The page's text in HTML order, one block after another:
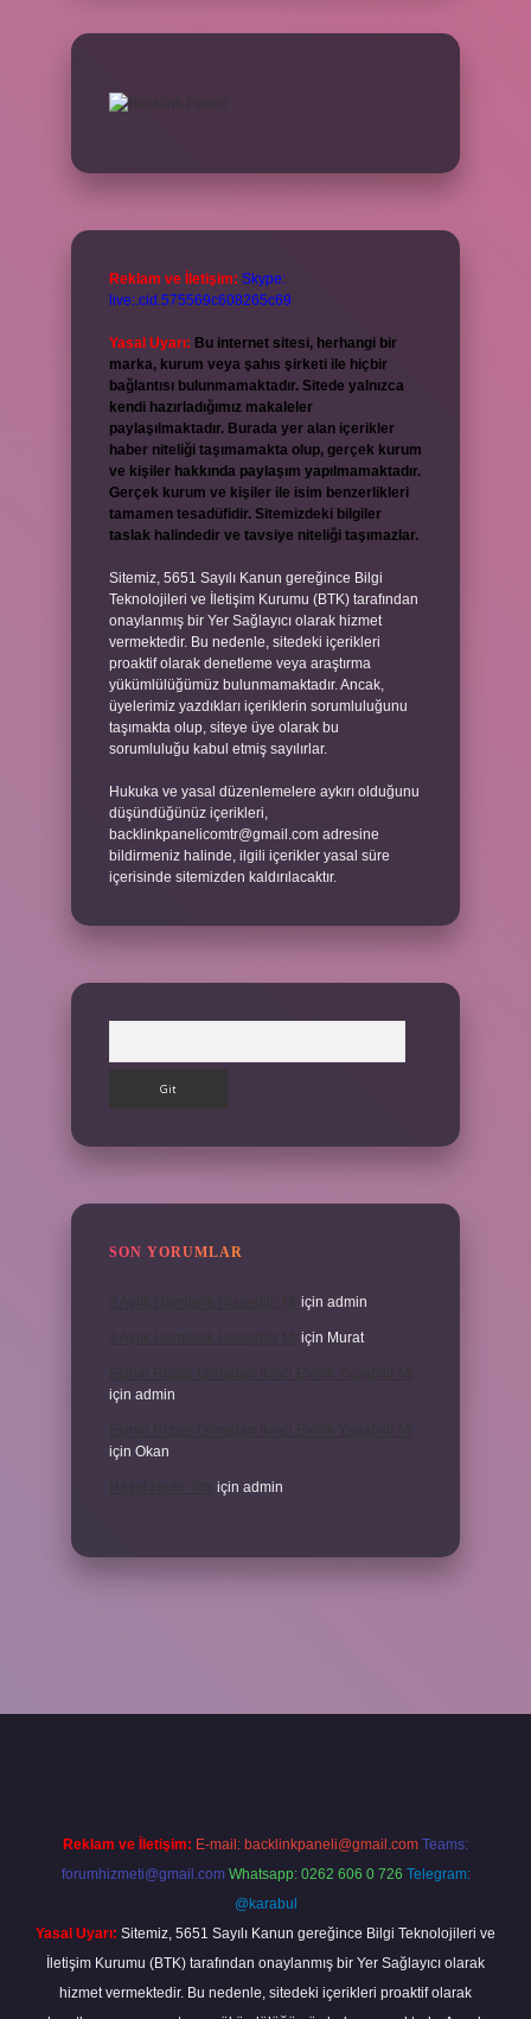
Reklam ve İletişim: Skype:
live:.cid.575569c608265c69
Yasal Uyarı: Bu internet sitesi, herhangi bir
marka, kurum veya şahıs şirketi ile hiçbir
bağlantısı bulunmamaktadır. Sitede yalnızca
kendi hazırladığımız makaleler
paylaşılmaktadır. Burada yer alan içerikler
haber niteliği taşımamakta olup, gerçek kurum
ve kişiler hakkında paylaşım yapılmamaktadır.
Gerçek kurum ve kişiler ile isim benzerlikleri
tamamen tesadüfidir. Sitemizdeki bilgiler
taslak halindedir ve tavsiye niteliği taşımazlar.
Sitemiz, 5651 Sayılı Kanun gereğince Bilgi
Teknolojileri ve İletişim Kurumu (BTK) tarafından
onaylanmış bir Yer Sağlayıcı olarak hizmet
vermektedir. Bu nedenle, sitedeki içerikleri
proaktif olarak denetleme veya araştırma
yükümlülüğümüz bulunmamaktadır. Ancak,
üyelerimiz yazdıkları içeriklerin sorumluluğunu
taşımakta olup, siteye üye olarak bu
sorumluluğu kabul etmiş sayılırlar.
Hukuka ve yasal düzenlemelere aykırı olduğunu
düşündüğünüz içerikleri,
backlinkpanelicomtr@gmail.com adresine
bildirmeniz halinde, ilgili içerikler yasal süre
içerisinde sitemizden kaldırılacaktır.
SON YORUMLAR
için admin
için Murat
için admin
için Okan
için admin
Reklam ve İletişim: E-mail: backlinkpaneli@gmail.com Teams:
forumhizmeti@gmail.com Whatsapp: 0262 606 0 726 Telegram:
@karabul
Yasal Uyarı: Sitemiz, 5651 Sayılı Kanun gereğince Bilgi Teknolojileri ve
İletişim Kurumu (BTK) tarafından onaylanmış bir Yer Sağlayıcı olarak
hizmet vermektedir. Bu nedenle, sitedeki içerikleri proaktif olarak